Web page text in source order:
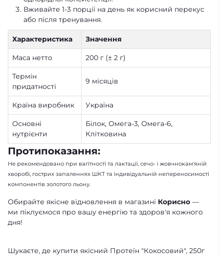
Вживайте 1-3 порції на день як корисний перекус
або після тренування.
Характеристика Значення
Маса нетто 200 г (± 2 г)
Термін
придатності
9 місяців
Країна виробник Україна
Основні
нутрієнти
Білок, Омега-3, Омега-6,
Клітковина
Протипоказання:
Не рекомендовано при вагітності та лактації, сечо- і жовчнокам'яній
хворобі, гострих запаленнях ШКТ та індивідуальній непереносимості
компонентів золотого льону.
Обирайте якісне відновлення в магазині Корисно —
ми піклуємося про вашу енергію та здоров'я кожного
дня!
Шукаєте, де купити якісний Протеїн "Кокосовий", 250г